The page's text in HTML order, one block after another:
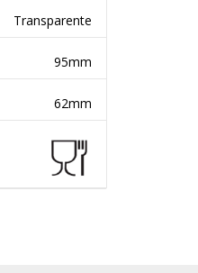
Transparente
95mm
62mm